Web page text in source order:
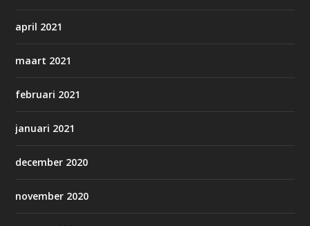
april 2021
maart 2021
februari 2021
januari 2021
december 2020
november 2020